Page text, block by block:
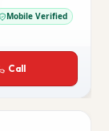
Mobile Verified
Call